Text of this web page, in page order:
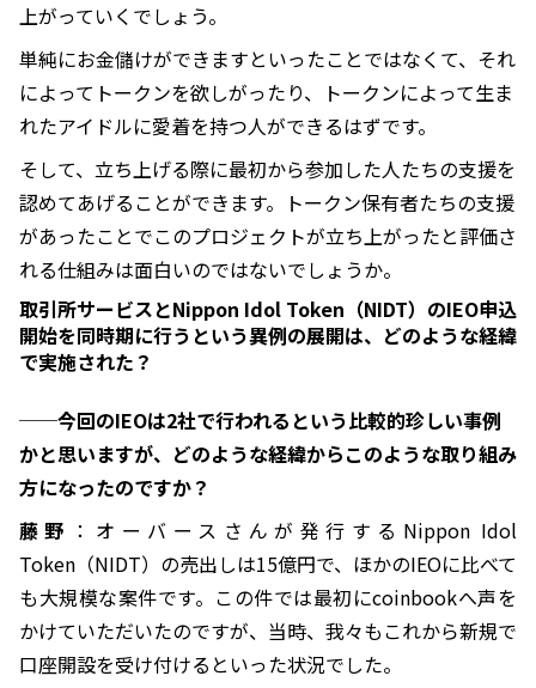
上がっていくでしょう。
単純にお金儲けができますといったことではなくて、それ
によってトークンを欲しがったり、トークンによって生ま
れたアイドルに愛着を持つ人ができるはずです。
そして、立ち上げる際に最初から参加した人たちの支援を
認めてあげることができます。トークン保有者たちの支援
があったことでこのプロジェクトが立ち上がったと評価さ
れる仕組みは面白いのではないでしょうか。
取引所サービスとNippon Idol Token（NIDT）のIEO申込
開始を同時期に行うという異例の展開は、どのような経緯
で実施された？
──今回のIEOは2社で行われるという比較的珍しい事例
かと思いますが、どのような経緯からこのような取り組み
方になったのですか？
藤野 ：オーバースさんが発行するNippon Idol
Token（NIDT）の売出しは15億円で、ほかのIEOに比べて
も大規模な案件です。この件では最初にcoinbookへ声を
かけていただいたのですが、当時、我々もこれから新規で
口座開設を受け付けるといった状況でした。